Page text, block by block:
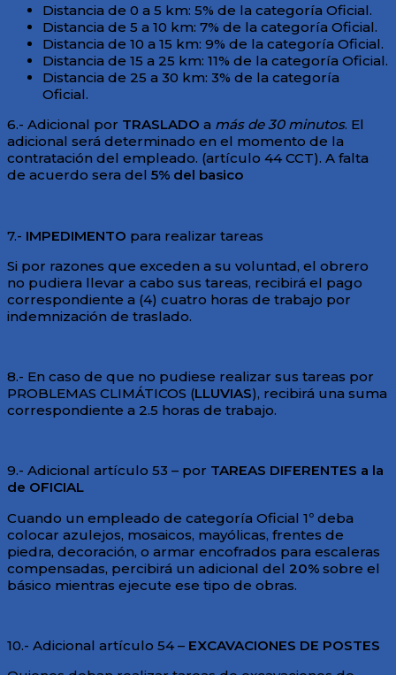
Distancia de 0 a 5 km: 5% de la categoría Oficial.
Distancia de 5 a 10 km: 7% de la categoría Oficial.
Distancia de 10 a 15 km: 9% de la categoría Oficial.
Distancia de 15 a 25 km: 11% de la categoría Oficial.
Distancia de 25 a 30 km: 3% de la categoría
Oficial.
6.- Adicional por TRASLADO a más de 30 minutos. El
adicional será determinado en el momento de la
contratación del empleado. (artículo 44 CCT). A falta
de acuerdo sera del 5% del basico
7.- IMPEDIMENTO para realizar tareas
Si por razones que exceden a su voluntad, el obrero
no pudiera llevar a cabo sus tareas, recibirá el pago
correspondiente a (4) cuatro horas de trabajo por
indemnización de traslado.
8.- En caso de que no pudiese realizar sus tareas por
PROBLEMAS CLIMÁTICOS (LLUVIAS), recibirá una suma
correspondiente a 2.5 horas de trabajo.
9.- Adicional artículo 53 – por TAREAS DIFERENTES a la
de OFICIAL
Cuando un empleado de categoría Oficial 1º deba
colocar azulejos, mosaicos, mayólicas, frentes de
piedra, decoración, o armar encofrados para escaleras
compensadas, percibirá un adicional del 20% sobre el
básico mientras ejecute ese tipo de obras.
10.- Adicional artículo 54 – EXCAVACIONES DE POSTES